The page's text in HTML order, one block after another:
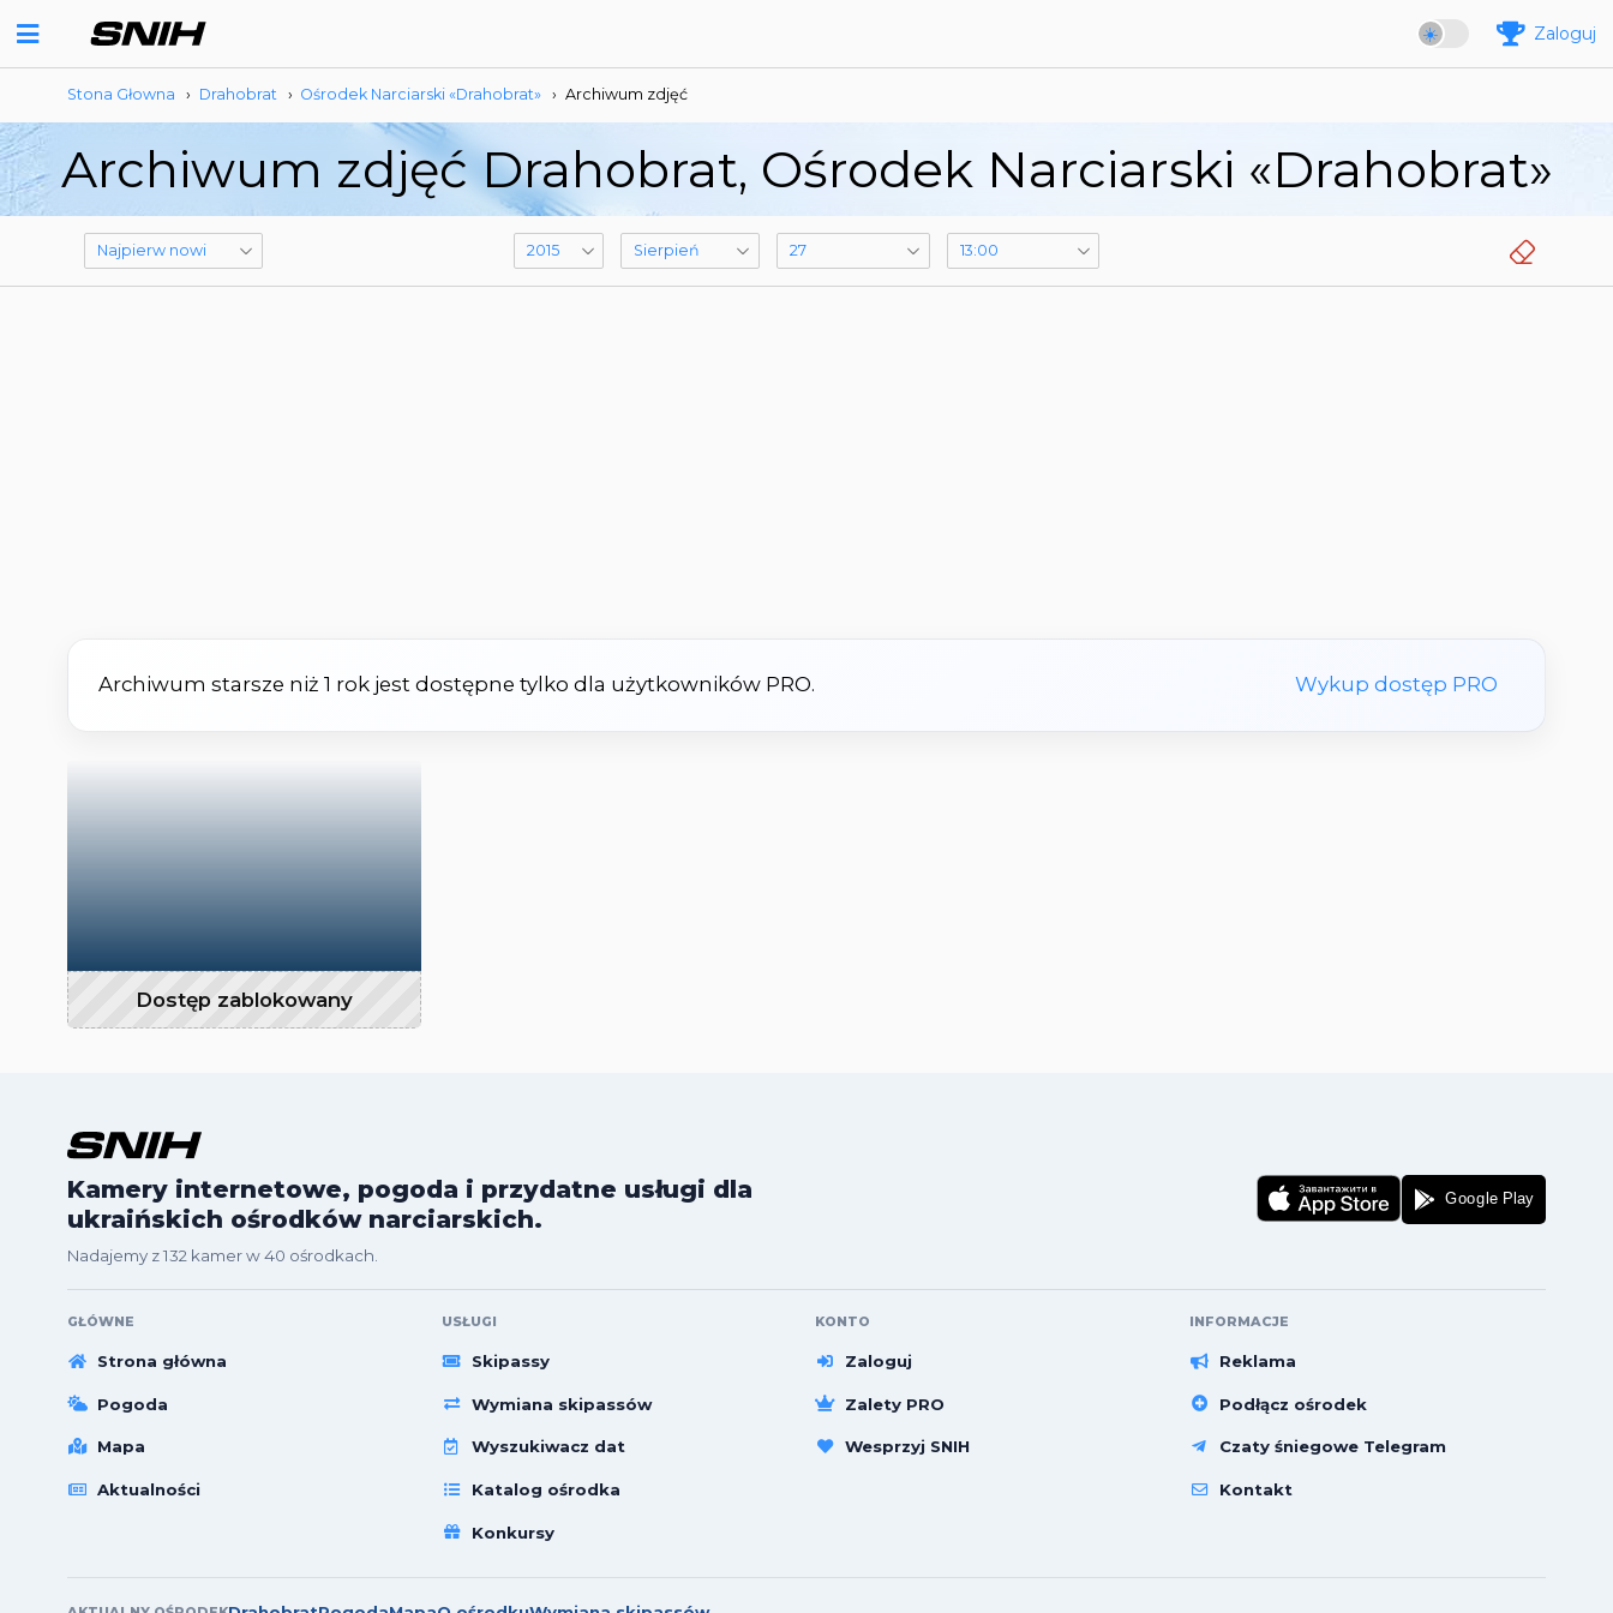
Zaloguj
Stona Głowna › Drahobrat › Ośrodek Narciarski «Drahobrat» › Archiwum zdjęć
Archiwum zdjęć Drahobrat, Ośrodek Narciarski «Drahobrat»
Archiwum starsze niż 1 rok jest dostępne tylko dla użytkowników PRO. Wykup dostęp PRO
Dostęp zablokowany
Kamery internetowe, pogoda i przydatne usługi dla
ukraińskich ośrodków narciarskich.
Nadajemy z 132 kamer w 40 ośrodkach.
GŁÓWNE
Strona główna
Pogoda
Mapa
Aktualności
USŁUGI
Skipassy
Wymiana skipassów
Wyszukiwacz dat
Katalog ośrodka
Konkursy
KONTO
Zaloguj
Zalety PRO
Wesprzyj SNIH
INFORMACJE
Reklama
Podłącz ośrodek
Czaty śniegowe Telegram
Kontakt